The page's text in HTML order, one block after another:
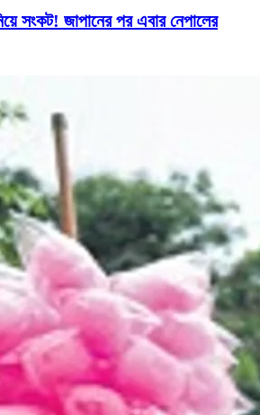
সংকট! জাপানের পর এবার নেপালের